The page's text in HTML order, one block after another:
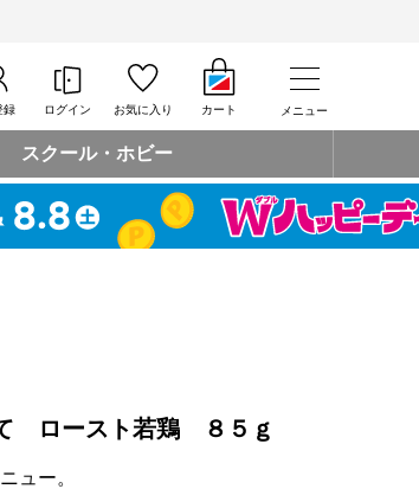
録 ログイン お気に入り カート メニュー
スクール・ホビー
ロースト若鶏 ８５ｇ
ュー。